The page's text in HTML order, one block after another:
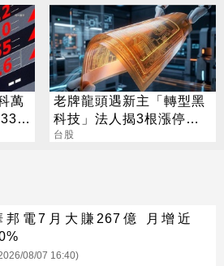
停
萬
老牌龍頭遇新主「轉型黑
科技」法人揭3根漲停背
後秘辛
台股
邦電7月大賺267億 月增近
08/07 16:40)